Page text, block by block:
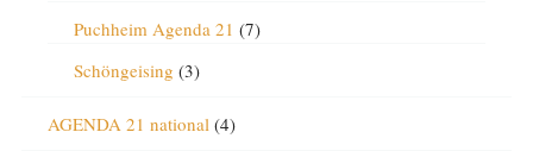
Puchheim Agenda 21 (7)
Schöngeising (3)
AGENDA 21 national(4)